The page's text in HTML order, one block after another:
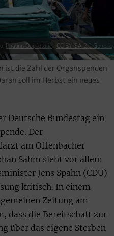
Phalinn Ooi, fotolia CC BY-SA 2.0 Generic
ist die Zahl der Organspenden
soll im Herbst ein neues
Deutsche Bundestag ein
Der
am Offenbacher
Sahm sieht vor allem
Jens Spahn (CDU)
kritisch. In einem
Zeitung am
dass die Bereitschaft zur
über das eigene Sterben